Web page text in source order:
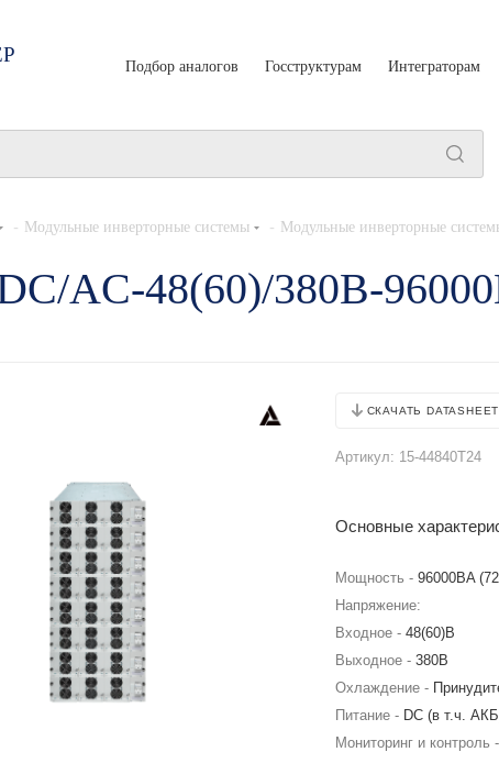
Подбор аналогов Госструктурам Интеграторам
- Модульные инверторные системы - Модульные инверторные
DC/AC-48(60)/380B-
СКАЧАТЬ DATASHEET
Артикул: 15-44840T24
Основные
Мощность - 96000BA
Напряжение:
Входное - 48(60)В
Выходное - 380В
Охлаждение -
Питание - DC (в т.ч.
Мониторинг и контроль -